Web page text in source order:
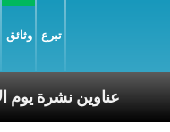
وثائق تبرع
حياة الكنيسة